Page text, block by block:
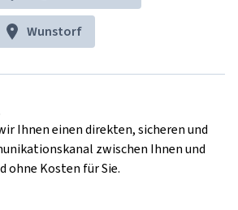
Wunstorf
Ihnen einen direkten, sicheren und
zwischen Ihnen und
ohne Kosten für Sie.